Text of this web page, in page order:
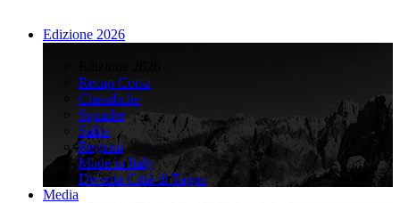
Edizione 2026
Recap Corsa
Classifiche
Squadre
Salite
Regioni
Made in Italy
Diventa Città di Tappa
Media